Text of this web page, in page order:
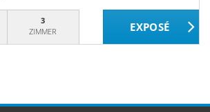
3
ZIMMER